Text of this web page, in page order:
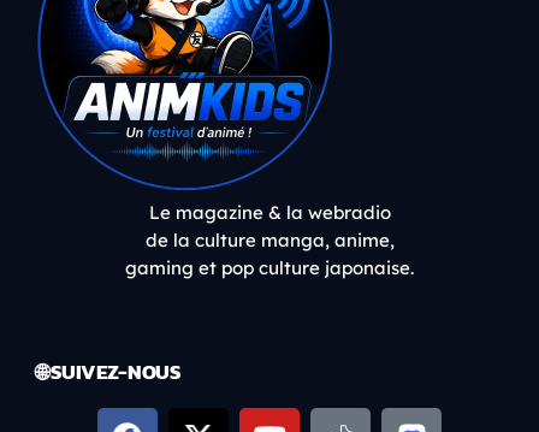
Le magazine & la webradio
de la culture manga, anime,
gaming et pop culture japonaise.
🌐 SUIVEZ-NOUS